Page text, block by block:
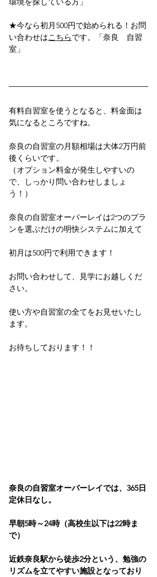
★今なら初月500円で始められる！お問
い合わせはこちらです。「奈良　自習
室」
有料自習室を使うとなると、料金面は
気になるところですね。
奈良の自習室の月額相場は大体2万円前
後くらいです。
（オプション料金が発生しやすいの
で、しっかり問い合わせしましょ
う！）
奈良の自習室オーバーレイは2つのプラ
ンを選ぶだけの明快システムに加えて
初月は500円で利用できます！
お問い合わせして、見学にお越しくだ
さい。
使い方や自習室の全てをお見せいたし
ます。
お待ちしております！！
奈良の自習室オーバーレイでは、365日
定休日なし。
早朝5時～24時（高校生以下は22時ま
で）
近鉄奈良駅から徒歩2分という、勉強の
リズムを立てやすい施設となっており